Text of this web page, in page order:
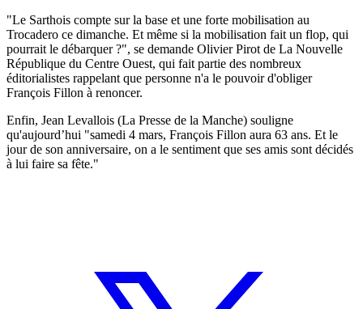
"Le Sarthois compte sur la base et une forte mobilisation au
Trocadero ce dimanche. Et même si la mobilisation fait un flop, qui
pourrait le débarquer ?", se demande Olivier Pirot de La Nouvelle
République du Centre Ouest, qui fait partie des nombreux
éditorialistes rappelant que personne n'a le pouvoir d'obliger
François Fillon à renoncer.
Enfin, Jean Levallois (La Presse de la Manche) souligne
qu'aujourd’hui "samedi 4 mars, François Fillon aura 63 ans. Et le
jour de son anniversaire, on a le sentiment que ses amis sont décidés
à lui faire sa fête."